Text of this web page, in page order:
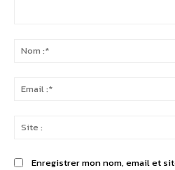
Enregistrer mon nom, email et